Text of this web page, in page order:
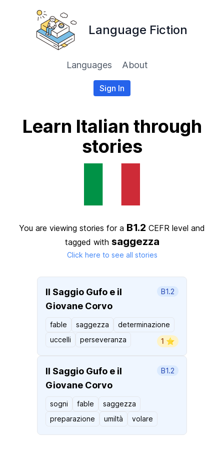
Language Fiction
Languages About
Sign In
Learn Italian through
stories
You are viewing stories for a B1.2 CEFR level and
tagged with saggezza
Click here to see all stories
Il Saggio Gufo e il
Giovane Corvo
B1.2
fable saggezza
determinazione
uccelli
perseveranza 1 ⭐️
Il Saggio Gufo e il
Giovane Corvo
B1.2
sogni fable
saggezza
preparazione
umiltà volare